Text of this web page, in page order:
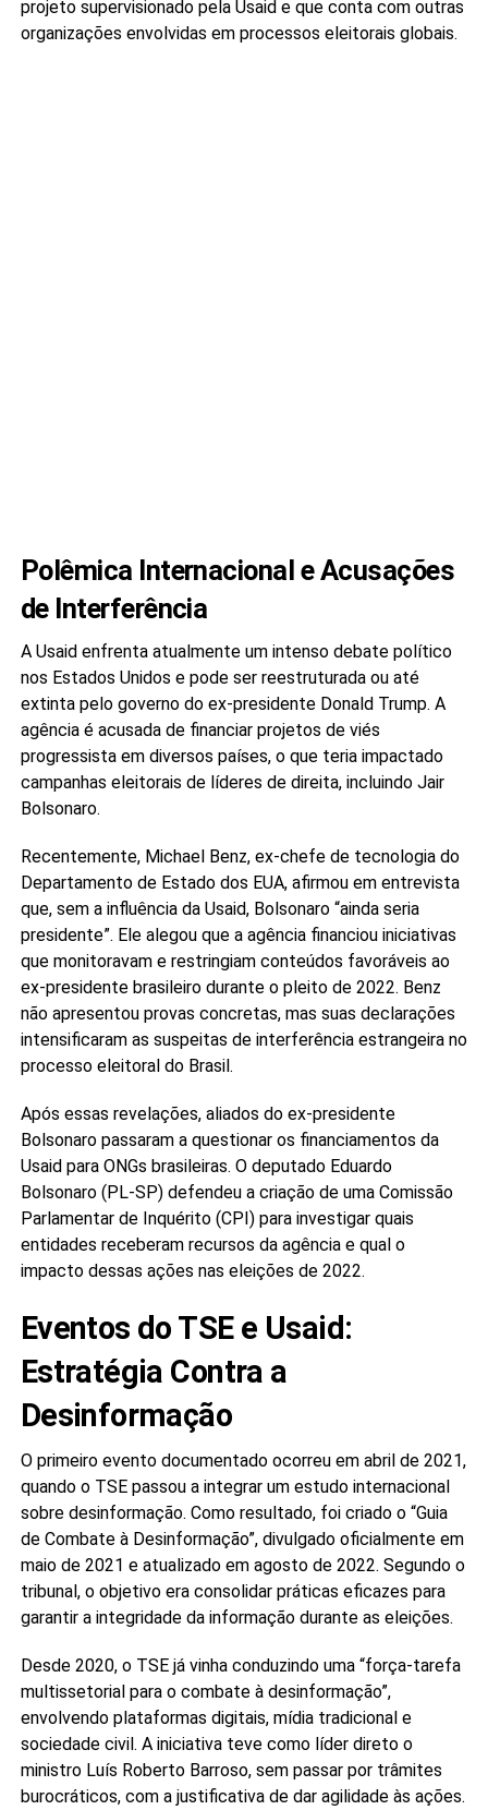
projeto supervisionado pela Usaid e que conta com outras
organizações envolvidas em processos eleitorais globais.
Polêmica Internacional e Acusações
de Interferência
A Usaid enfrenta atualmente um intenso debate político
nos Estados Unidos e pode ser reestruturada ou até
extinta pelo governo do ex-presidente Donald Trump. A
agência é acusada de financiar projetos de viés
progressista em diversos países, o que teria impactado
campanhas eleitorais de líderes de direita, incluindo Jair
Bolsonaro.
Recentemente, Michael Benz, ex-chefe de tecnologia do
Departamento de Estado dos EUA, afirmou em entrevista
que, sem a influência da Usaid, Bolsonaro “ainda seria
presidente”. Ele alegou que a agência financiou iniciativas
que monitoravam e restringiam conteúdos favoráveis ao
ex-presidente brasileiro durante o pleito de 2022. Benz
não apresentou provas concretas, mas suas declarações
intensificaram as suspeitas de interferência estrangeira no
processo eleitoral do Brasil.
Após essas revelações, aliados do ex-presidente
Bolsonaro passaram a questionar os financiamentos da
Usaid para ONGs brasileiras. O deputado Eduardo
Bolsonaro (PL-SP) defendeu a criação de uma Comissão
Parlamentar de Inquérito (CPI) para investigar quais
entidades receberam recursos da agência e qual o
impacto dessas ações nas eleições de 2022.
Eventos do TSE e Usaid:
Estratégia Contra a
Desinformação
O primeiro evento documentado ocorreu em abril de 2021,
quando o TSE passou a integrar um estudo internacional
sobre desinformação. Como resultado, foi criado o “Guia
de Combate à Desinformação”, divulgado oficialmente em
maio de 2021 e atualizado em agosto de 2022. Segundo o
tribunal, o objetivo era consolidar práticas eficazes para
garantir a integridade da informação durante as eleições.
Desde 2020, o TSE já vinha conduzindo uma “força-tarefa
multissetorial para o combate à desinformação”,
envolvendo plataformas digitais, mídia tradicional e
sociedade civil. A iniciativa teve como líder direto o
ministro Luís Roberto Barroso, sem passar por trâmites
burocráticos, com a justificativa de dar agilidade às ações.